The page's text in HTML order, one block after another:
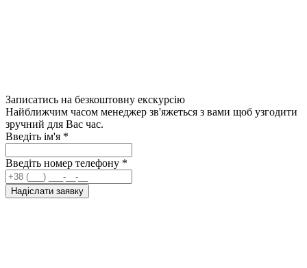
Записатись на безкоштовну екскурсію
Найближчим часом менеджер зв'яжеться з вами щоб узгодити
зручний для Вас час.
Введіть ім'я *
Введіть номер телефону *
Надіслати заявку